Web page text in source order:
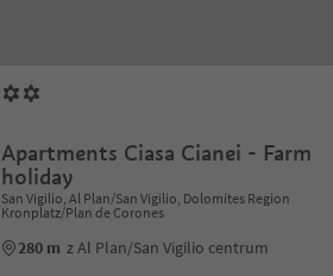
Apartments Ciasa Cianei - Farm
holiday
San Vigilio, Al Plan/San Vigilio, Dolomites Region
Kronplatz/Plan de Corones
280 m z Al Plan/San Vigilio centrum